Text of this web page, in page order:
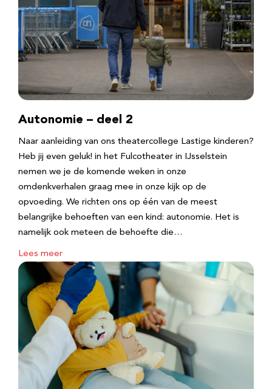
Autonomie – deel 2
Naar aanleiding van ons theatercollege Lastige kinderen?
Heb jij even geluk! in het Fulcotheater in IJsselstein
nemen we je de komende weken in onze
omdenkverhalen graag mee in onze kijk op de
opvoeding. We richten ons op één van de meest
belangrijke behoeften van een kind: autonomie. Het is
namelijk ook meteen de behoefte die…
Lees meer